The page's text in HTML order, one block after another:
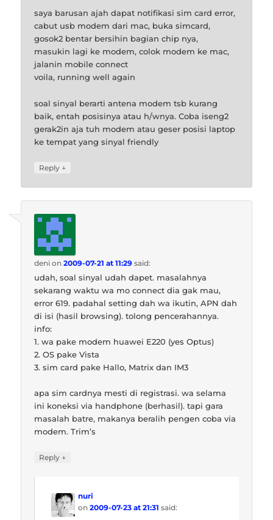
saya barusan ajah dapat notifikasi sim card error,
cabut usb modem dari mac, buka simcard,
gosok2 bentar bersihin bagian chip nya,
masukin lagi ke modem, colok modem ke mac,
jalanin mobile connect
voila, running well again
soal sinyal berarti antena modem tsb kurang
baik, entah posisinya atau h/wnya. Coba iseng2
gerak2in aja tuh modem atau geser posisi laptop
ke tempat yang sinyal friendly
Reply ↓
deni on2009-07-21 at 11:29 said:
udah, soal sinyal udah dapet. masalahnya
sekarang waktu wa mo connect dia gak mau,
error 619. padahal setting dah wa ikutin, APN dah
di isi (hasil browsing). tolong pencerahannya.
info:
1. wa pake modem huawei E220 (yes Optus)
2. OS pake Vista
3. sim card pake Hallo, Matrix dan IM3
apa sim cardnya mesti di registrasi. wa selama
ini koneksi via handphone (berhasil). tapi gara
masalah batre, makanya beralih pengen coba via
modem. Trim’s
Reply ↓
nuri
on2009-07-23 at 21:31 said: